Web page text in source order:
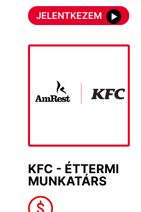
JELENTKEZEM
KFC - ÉTTERMI
MUNKATÁRS